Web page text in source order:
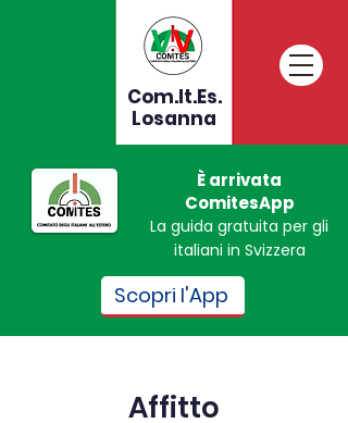
Com.It.Es.
Losanna
È arrivata
ComitesApp
La guida gratuita per gli
italiani in Svizzera
Scopri l'App
Affitto